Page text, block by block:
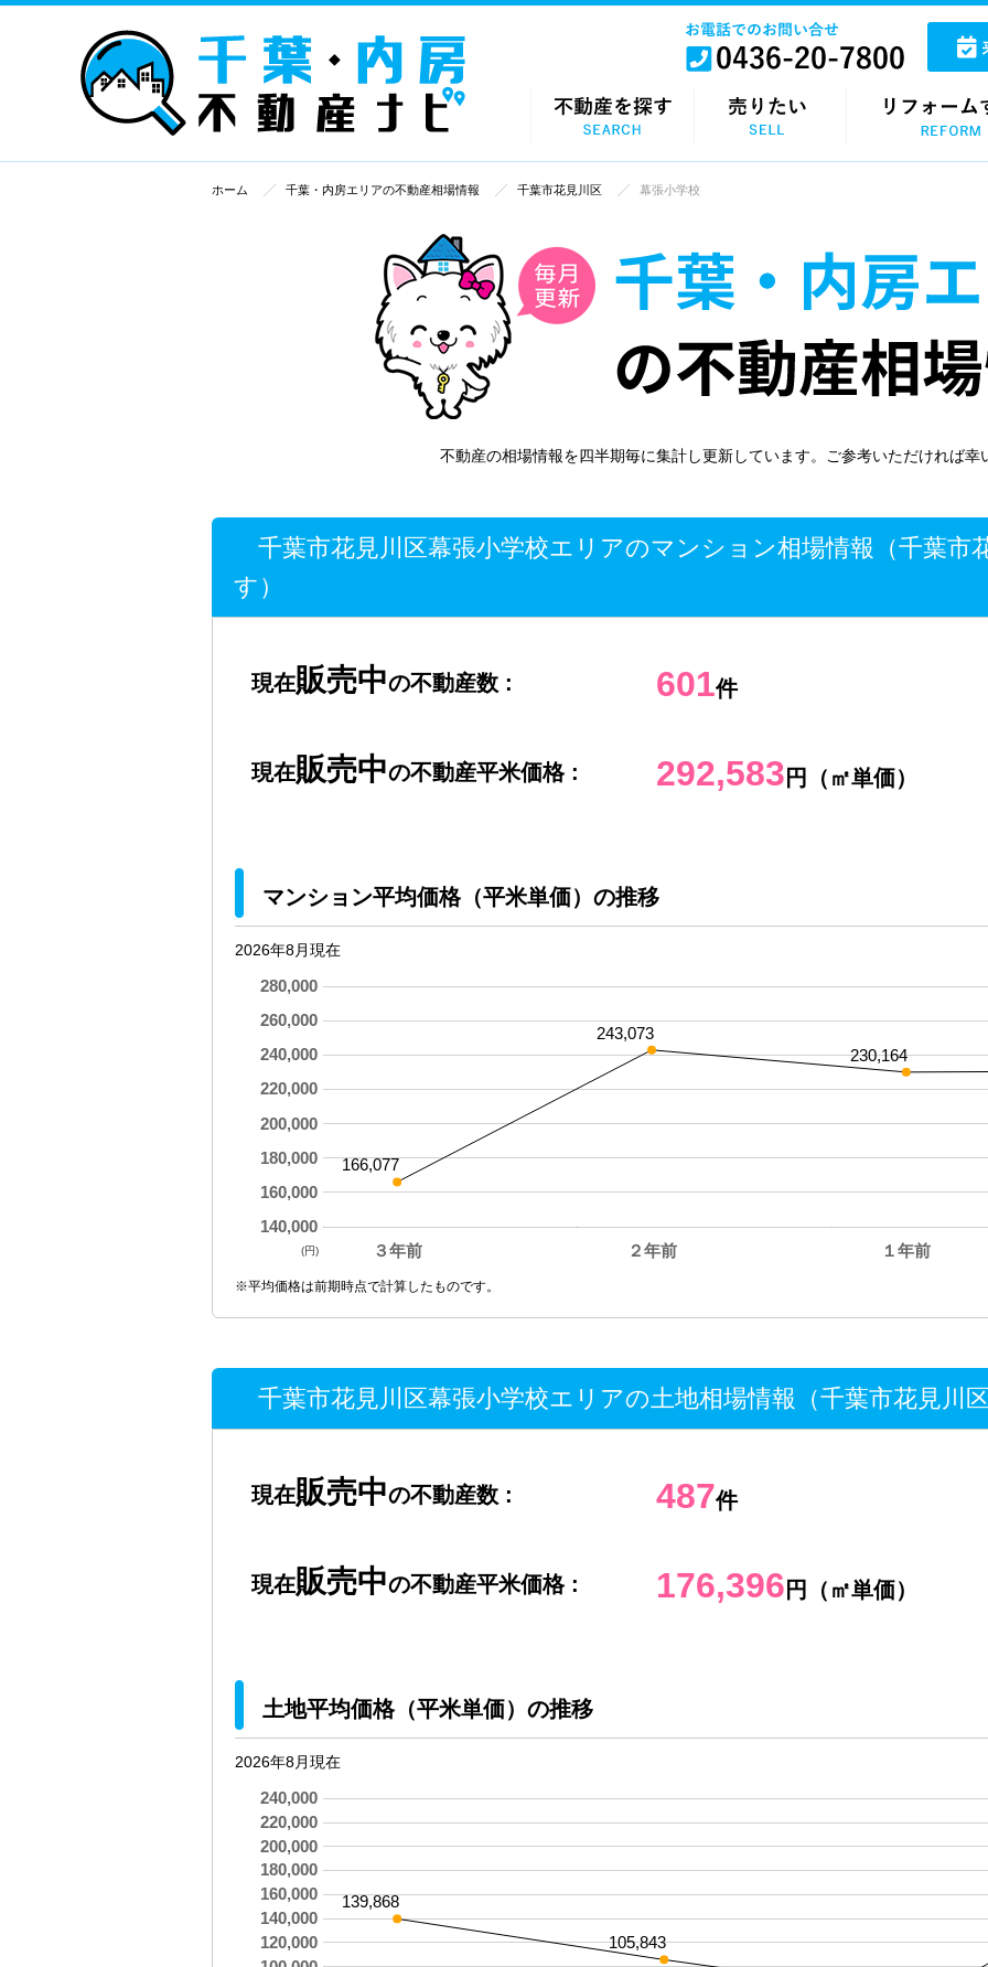
ホーム 千葉・内房エリアの不動産相場情報 千葉市花見川区 幕張小学校
不動産の相場情報を四半期毎に集計し更新しています。ご参考いただければ幸
千葉市花見川区幕張小学校エリアのマンション相場情報（千葉市
す）
現在販売中の不動産数 : 601件
現在販売中の不動産平米価格 : 292,583 円（㎡単価）
マンション平均価格（平米単価）の推移
2026年8月現在
３年前 ２年前 １年前
140,000
160,000
180,000
200,000
220,000
240,000
260,000
280,000
166,077
243,073
230,164
(円)
※平均価格は前期時点で計算したものです。
千葉市花見川区幕張小学校エリアの土地相場情報（千葉市花見川
現在販売中の不動産数 : 487件
現在販売中の不動産平米価格 : 176,396 円（㎡単価）
土地平均価格（平米単価）の推移
2026年8月現在
120,000
140,000
160,000
180,000
200,000
220,000
240,000
139,868
105,843